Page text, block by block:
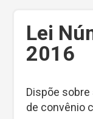
Lei
2016
Dispõe
de convênio